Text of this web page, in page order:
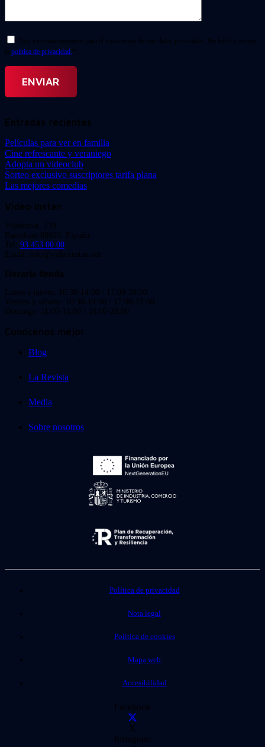
Doy mi consentimiento para el tratamiento de mis datos personales. He leído y acepto
la política de privacidad. *
Entradas recientes
Películas para ver en familia
Cine refrescante y veraniego
Adopta un videoclub
Sorteo exclusivo suscriptores tarifa plana
Las mejores comedias
Video Instan
Viladomat, 239
Barcelona 08029. España.
Tel: 93 453 00 00
Email: info@videoinstan.net
Horario tienda
Lunes a jueves: 10:30-14:00 / 17:00-20:00
Viernes y sábado: 10:30-14:00 / 17:00-21:00
Domingo: 11:00-15:00 / 16:00-20:00
Conócenos mejor
Blog
La Revista
Media
Sobre nosotros
Política de privacidad
Nota legal
Política de cookies
Mapa web
Accesibilidad
Facebook
X
Instagram